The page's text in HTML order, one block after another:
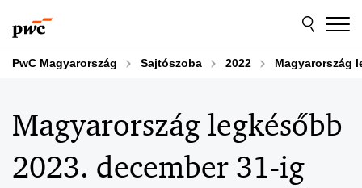
to
content
to
footer
PwC Magyarország Sajtószoba 2022 Magyarország
Magyarország legkésőbb
2023. december 31-ig